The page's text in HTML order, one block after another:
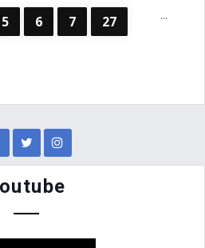
5 6 7 ...
27